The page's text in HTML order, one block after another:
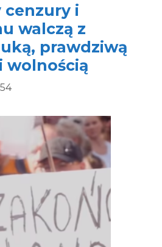
cenzury i
walczą z
prawdziwą
wolnością